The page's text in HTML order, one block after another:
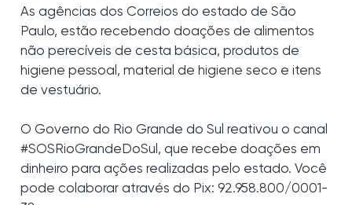
As agências dos Correios do estado de São
Paulo, estão recebendo doações de alimentos
não perecíveis de cesta básica, produtos de
higiene pessoal, material de higiene seco e itens
de vestuário.
O Governo do Rio Grande do Sul reativou o canal
#SOSRioGrandeDoSul, que recebe doações em
dinheiro para ações realizadas pelo estado. Você
pode colaborar através do Pix: 92.958.800/0001-